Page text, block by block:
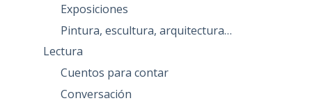
Exposiciones
Pintura, escultura, arquitectura…
Lectura
Cuentos para contar
Conversación